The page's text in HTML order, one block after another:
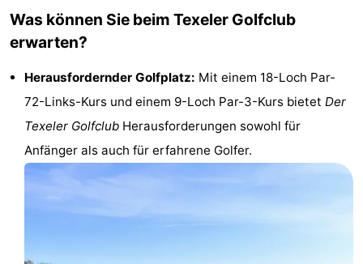
Schönste
Aussichtspunkte
Übernachten
Appartements
Bosch
Was können Sie beim Texeler Golfclub
erwarten?
Herausfordernder Golfplatz: Mit einem 18-Loch Par-
72-Links-Kurs und einem 9-Loch Par-3-Kurs bietet Der
Texeler Golfclub Herausforderungen sowohl für
Anfänger als auch für erfahrene Golfer.